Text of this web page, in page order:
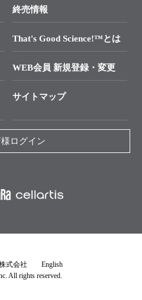
グ
終売情報
That's Good Science!™とは
WEB会員 新規登録・変更
サイトマップ
ログイン
式会社
English
All rights reserved.